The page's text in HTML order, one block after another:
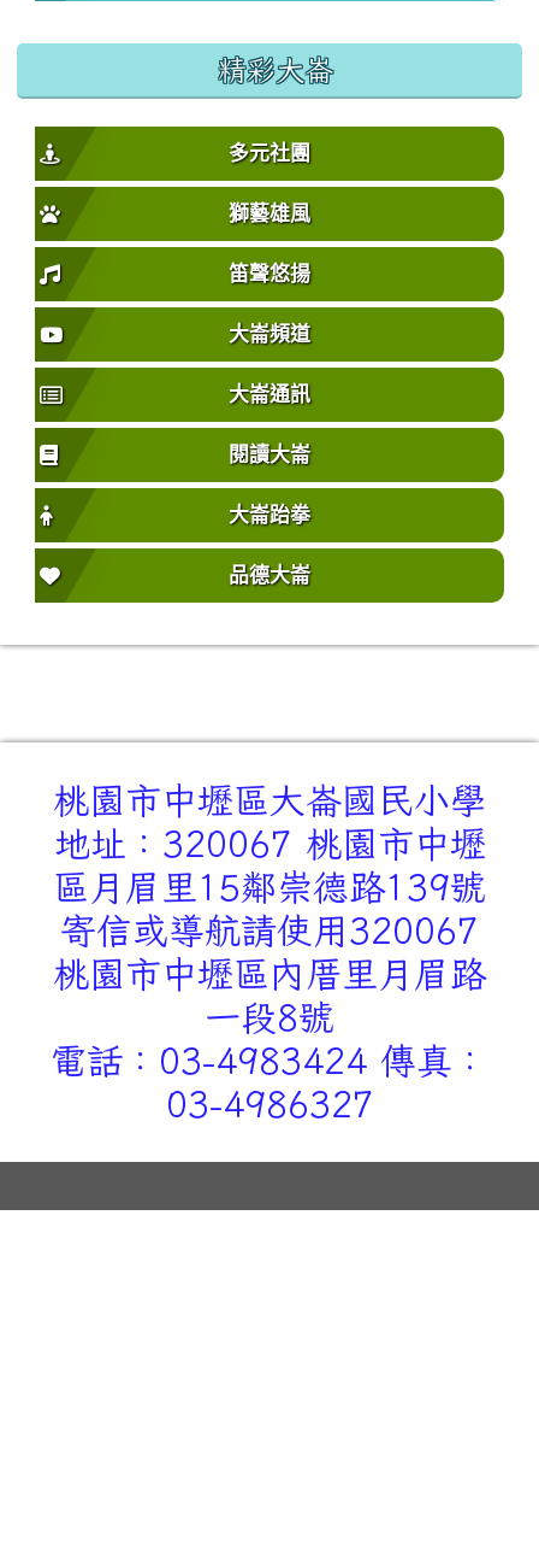
精彩大崙
多元社團
獅藝雄風
笛聲悠揚
大崙頻道
大崙通訊
閱讀大崙
大崙跆拳
品德大崙
桃園市中壢區大崙國民小學
地址：320067 桃園市中壢
區月眉里15鄰崇德路139號
寄信或導航請使用320067
桃園市中壢區內厝里月眉路
一段8號
電話：03-4983424 傳真：
03-4986327